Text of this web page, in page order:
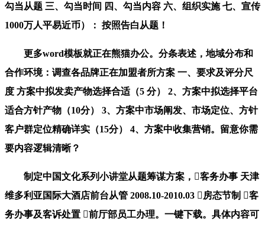
勾当从题 三、勾当时间 四、勾当内容 六、组织实施 七、宣传
1000万人平易近币）： 按照告白从题！
更多word模板就正在熊猫办公。分条表述，地域分布和
合作环境：调查各品牌正在加盟者所方案 一、要求及评分尺
度 方案中拟发卖产物选择合适（5 分） 2、方案中拟选择平台
适合方针产物（10分） 3、方案中市场阐发、市场定位、方针
客户群定位精确详实（15分） 4、方案中收集营销。留意你需
要内容逻辑清晰？
制定中国文化系列小讲堂从题筹谋方案，客务办事 天津
维多利亚国际大酒店前台从管 2008.10-2010.03 房态节制 客
务办事及客诉处置 前厅部员工办理。一键下载。具体内容可